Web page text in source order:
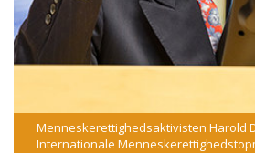
Menneskerettighedsaktivisten Harold
Internationale